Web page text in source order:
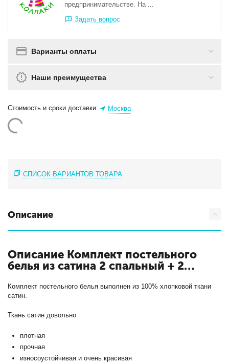
предпринимательстве. На ...
Задать вопрос
Варианты оплаты
Наши преимущества
Стоимость и сроки доставки: Москва
СПИСОК ВАРИАНТОВ ТОВАРА
Описание
Описание Комплект постельного
белья из сатина 2 спальный + 2
АльВиТек-CA-4-079
Комплект постельного белья выполнен из 100% хлопковой ткани
сатин.
Ткань сатин довольно
плотная
прочная
износоустойчивая и очень красивая